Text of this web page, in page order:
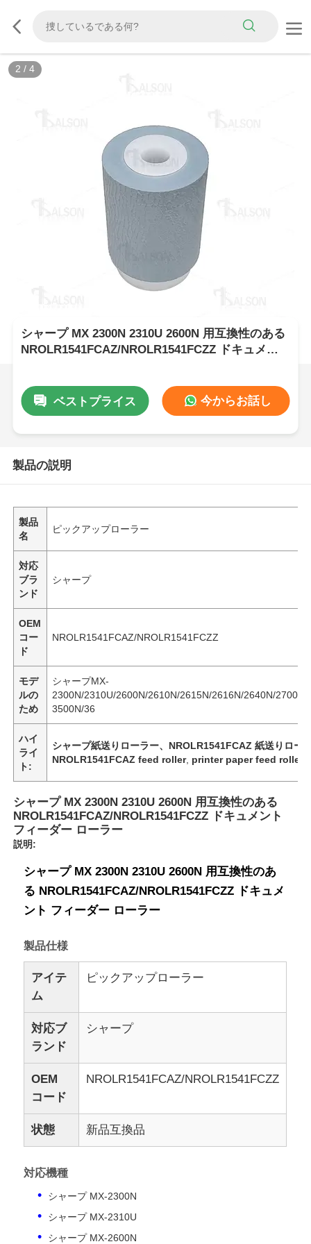
2 / 4
シャープ MX 2300N 2310U 2600N 用互換性のある
NROLR1541FCAZ/NROLR1541FCZZ ドキュメン
ベストプライス 今からお話し
製品の説明
製品
名
ピックアップローラー
対応
ブラ
ンド
シャープ
OEM
コー
ド
NROLR1541FCAZ/NROLR1541FCZZ
モデ
ルの
ため
シャープMX-
2300N/2310U/2600N/2610N/2615N/2616N/2640N/
3500N/36
ハイ
ライ
ト:
シャープ紙送りローラー、NROLR1541FCAZ 紙送りロー
NROLR1541FCAZ feed roller, printer paper feed roller
シャープ MX 2300N 2310U 2600N 用互換性のある
NROLR1541FCAZ/NROLR1541FCZZ ドキュメント
フィーダー ローラー
説明:
シャープ MX 2300N 2310U 2600N 用互換性のあ
る NROLR1541FCAZ/NROLR1541FCZZ ドキュメ
ント フィーダー ローラー
製品仕様
アイテ
ム
ピックアップローラー
対応ブ
ランド
シャープ
OEM
コード
NROLR1541FCAZ/NROLR1541FCZZ
状態 新品互換品
対応機種
シャープ MX-2300N
シャープ MX-2310U
シャープ MX-2600N